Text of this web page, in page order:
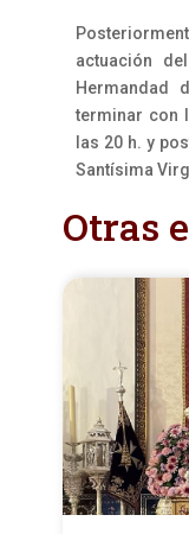
actuación
Hermandad
terminar con
las 20 h. y
Santísima
Otras